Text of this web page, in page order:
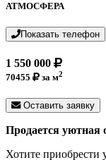
АТМОСФЕРА
Показать телефон
1 550 000
70455 за м2
Оставить заявку
Продается уютная
Хотите